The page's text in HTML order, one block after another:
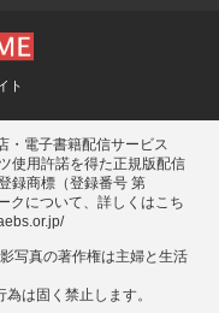
ト
・電子書籍配信サービス
使用許諾を得た正規版配信
録商標（登録番号 第
クについて、詳しくはこち
写真の著作権は主婦と⽣活
は固く禁⽌します。